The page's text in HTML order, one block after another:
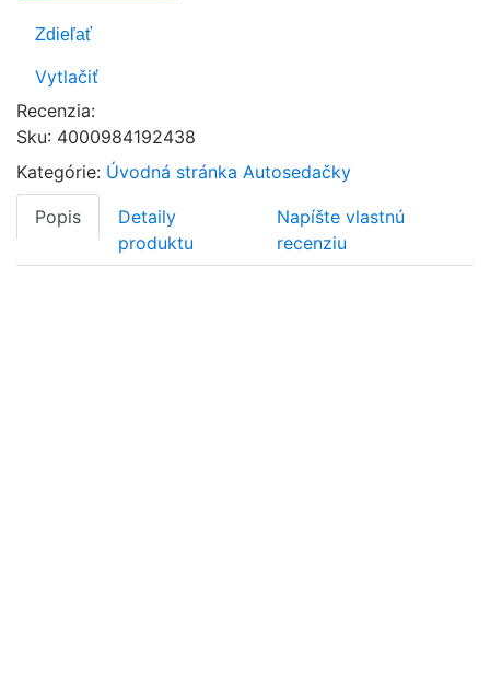
Zdieľať
Vytlačiť
Recenzia:
Sku: 4000984192438
Kategórie: Úvodná stránka Autosedačky
Popis
Detaily
produktu
Napíšte vlastnú
recenziu